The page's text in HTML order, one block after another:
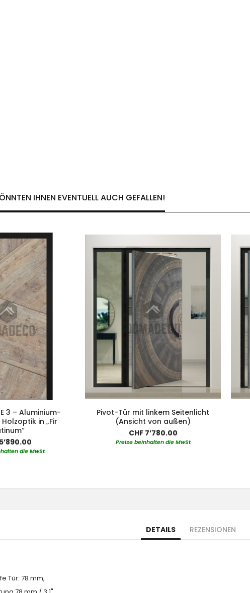
IHNEN EVENTUELL AUCH GEFALLEN!
3 – Aluminium-
in „Fir
die MwSt
Pivot-Tür mit linkem Seitenlicht
(Ansicht von außen)
CHF 7’780.00
Preise beinhalten die MwSt
DETAILS REZENSIONEN